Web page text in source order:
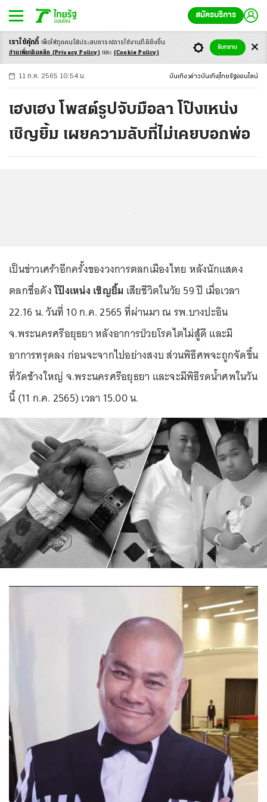
สมัครบริการ
-ก ก ก+
11 ก.ค. 2565 10:54 น. บันเทิง ข่าวบันเทิง ไทยรัฐออนไลน์
เฮงเฮง โพสต์รูปจับมือลา โป๊งเหน่ง
เชิญยิ้ม เผยความลับที่ไม่เคยบอกพ่อ
เป็นข่าวเศร้าอีกครั้งของวงการตลกเมืองไทย หลังนักแสดง
ตลกชื่อดังโป๊งเหน่ง เชิญยิ้ม เสียชีวิตในวัย 59 ปี เมื่อเวลา
22.16 น. วันที่ 10 ก.ค. 2565 ที่ผ่านมา ณ รพ.บางปะอิน
จ.พระนครศรีอยุธยา หลังอาการป่วยโรคไตไม่สู้ดี และมี
อาการทรุดลง ก่อนจะจากไปอย่างสงบ ส่วนพิธีศพจะถูกจัดขึ้น
ที่วัดช้างใหญ่ จ.พระนครศรีอยุธยา และจะมีพิธีรดน้ำศพในวัน
นี้ (11 ก.ค. 2565) เวลา 15.00 น.
เราใช้คุ้กกี้ เพื่อให้ทุกคนได้ประสบการณ์การใช้งานที่ดียิ่งขึ้น
อ่านเพิ่มเติมคลิก (Privacy Policy) และ (Cookie Policy)
รับทราบ